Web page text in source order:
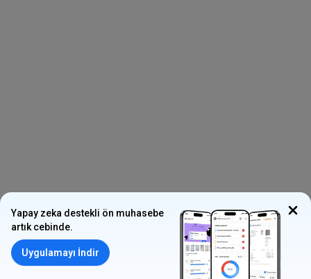
Yapay zeka destekli ön muhasebe
artık cebinde.
Uygulamayı İndir